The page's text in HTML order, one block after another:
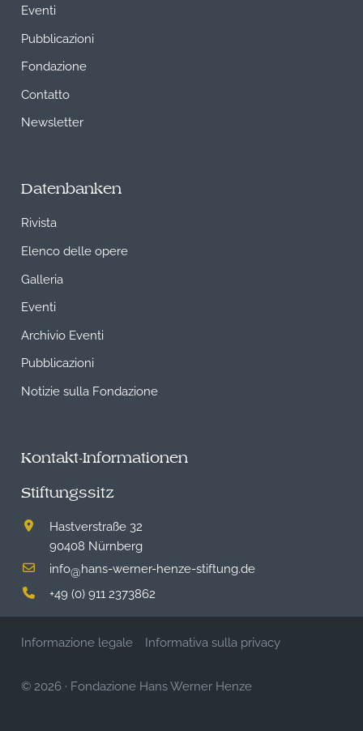
Eventi
Pubblicazioni
Fondazione
Contatto
Newsletter
Datenbanken
Rivista
Elenco delle opere
Galleria
Eventi
Archivio Eventi
Pubblicazioni
Notizie sulla Fondazione
Kontakt-Informationen
Stiftungssitz
Hastverstraße 32
90408 Nürnberg
info@hans-werner-henze-stiftung.de
+49 (0) 911 2373862
Informazione legale Informativa sulla privacy
© 2026 · Fondazione Hans Werner Henze